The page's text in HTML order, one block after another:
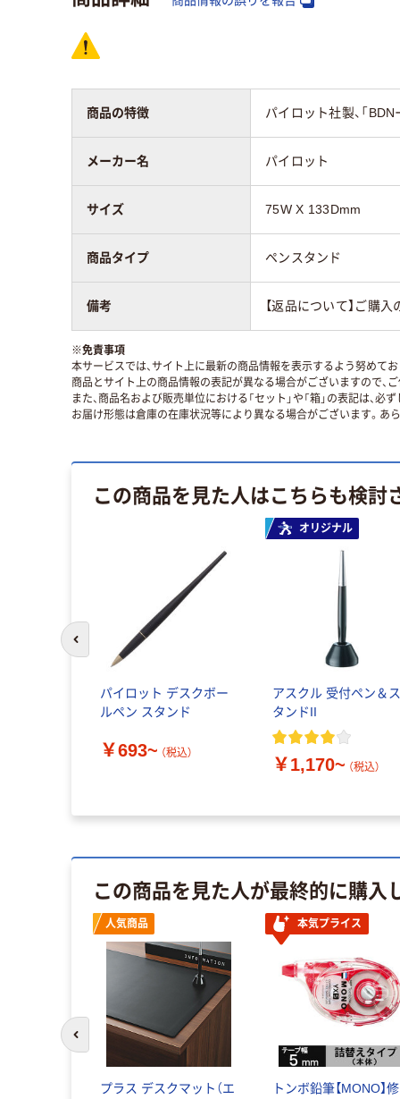
商品の特徴 パイロット社製、「
メーカー名 パイロット
サイズ 75W X 133Dmm
商品タイプ ペンスタンド
備考 【返品について】ご購
※免責事項
本サービスでは、サイト上に最新の商品情報を表示するよう努めてお
商品とサイト上の商品情報の表記が異なる場合がございますので、
また、商品名および販売単位における「セット」や「箱」の表記は、
お届け形態は倉庫の在庫状況等により異なる場合がございます。あ
この商品を見た人はこちらも検討
パイロット デスクボー
ルペン スタンド
￥693~ （税込）
オリジナル
アスクル 受付ペン＆ス
タンドII
￥1,170~ （税込）
前のスライドへ
この商品を見た人が最終的に購入
人気商品
プラス デスクマット（エ
本気プライス
トンボ鉛筆【MONO】修
前のスライドへ